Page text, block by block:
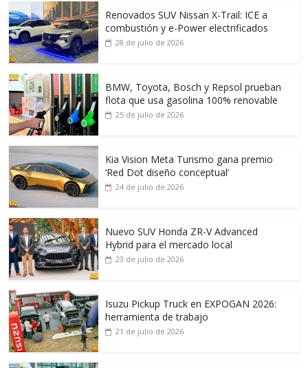
Renovados SUV Nissan X-Trail: ICE a
combustión y e-Power electrificados
28 de julio de 2026
BMW, Toyota, Bosch y Repsol prueban
flota que usa gasolina 100% renovable
25 de julio de 2026
Kia Vision Meta Turismo gana premio
‘Red Dot diseño conceptual’
24 de julio de 2026
Nuevo SUV Honda ZR-V Advanced
Hybrid para el mercado local
23 de julio de 2026
Isuzu Pickup Truck en EXPOGAN 2026:
herramienta de trabajo
21 de julio de 2026